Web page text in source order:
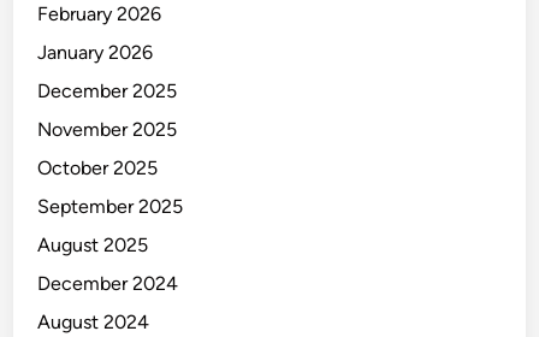
February 2026
January 2026
December 2025
November 2025
October 2025
September 2025
August 2025
December 2024
August 2024